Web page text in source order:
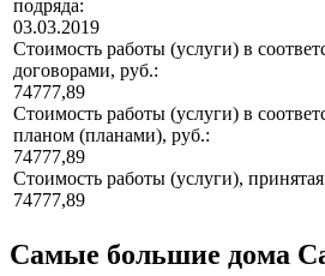
подряда:
03.03.2019
Стоимость работы (услуги) в
договорами, руб.:
74777,89
Стоимость работы (услуги) в
планом (планами), руб.:
74777,89
Стоимость работы (услуги),
74777,89
Самые большие дома